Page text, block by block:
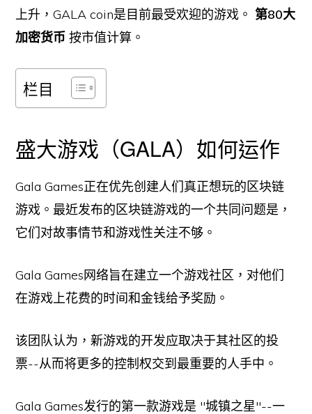
上升，GALA coin是目前最受欢迎的游戏。第80大
加密货币 按市值计算。
栏目
盛大游戏（GALA）如何运作
Gala Games正在优先创建人们真正想玩的区块链
游戏。最近发布的区块链游戏的一个共同问题是，
它们对故事情节和游戏性关注不够。
Gala Games网络旨在建立一个游戏社区，对他们
在游戏上花费的时间和金钱给予奖励。
该团队认为，新游戏的开发应取决于其社区的投
票--从而将更多的控制权交到最重要的人手中。
Gala Games发行的第一款游戏是 "城镇之星"--一